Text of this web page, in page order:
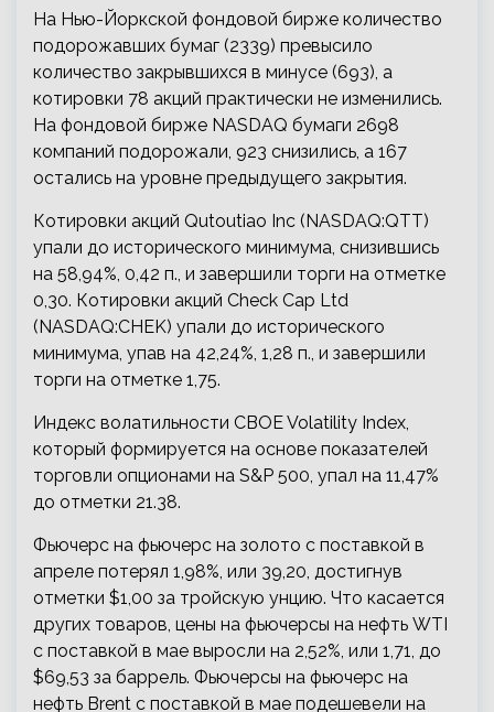
На Нью-Йоркской фондовой бирже количество
подорожавших бумаг (2339) превысило
количество закрывшихся в минусе (693), а
котировки 78 акций практически не изменились.
На фондовой бирже NASDAQ бумаги 2698
компаний подорожали, 923 снизились, a 167
остались на уровне предыдущего закрытия.
Котировки акций Qutoutiao Inc (NASDAQ:QTT)
упали до исторического минимума, снизившись
на 58,94%, 0,42 п., и завершили торги на отметке
0,30. Котировки акций Check Cap Ltd
(NASDAQ:CHEK) упали до исторического
минимума, упав на 42,24%, 1,28 п., и завершили
торги на отметке 1,75.
Индекс волатильности CBOE Volatility Index,
который формируется на основе показателей
торговли опционами на S&P 500, упал на 11,47%
до отметки 21.38.
Фьючерс на фьючерс на золото с поставкой в
апреле потерял 1,98%, или 39,20, достигнув
отметки $1,00 за тройскую унцию. Что касается
других товаров, цены на фьючерсы на нефть WTI
с поставкой в мае выросли на 2,52%, или 1,71, до
$69,53 за баррель. Фьючерсы на фьючерс на
нефть Brent с поставкой в мае подешевели на